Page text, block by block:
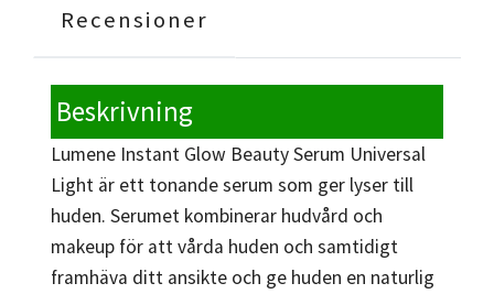
Recensioner
Beskrivning
Lumene Instant Glow Beauty Serum Universal
Light är ett tonande serum som ger lyser till
huden. Serumet kombinerar hudvård och
makeup för att vårda huden och samtidigt
framhäva ditt ansikte och ge huden en naturlig